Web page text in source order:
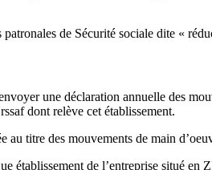
de Sécurité sociale dite «
une déclaration annuelle des
dont relève cet établissement.
titre des mouvements de main
établissement de l’entreprise situé en